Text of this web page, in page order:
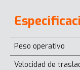
Peso operativo
Velocidad de